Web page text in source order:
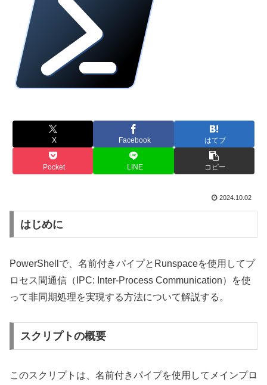
X Facebook はてブ
Pocket LINE コピー
2024.10.02
はじめに
PowerShellで、名前付きパイプとRunspaceを使用してプ
ロセス間通信（IPC: Inter-Process Communication）を使
って非同期処理を実現する方法について解説する。
スクリプトの概要
このスクリプトは、名前付きパイプを使用してメインプロ